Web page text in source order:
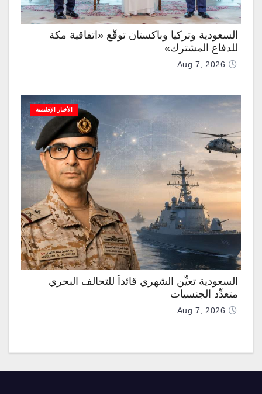
السعودية وتركيا وباكستان توقّع «اتفاقية مكة
للدفاع المشترك»
Aug 7, 2026
الأخبار الإقليمية
السعودية تعيِّن الشهري قائداً للتحالف البحري
متعدِّد الجنسيات
Aug 7, 2026